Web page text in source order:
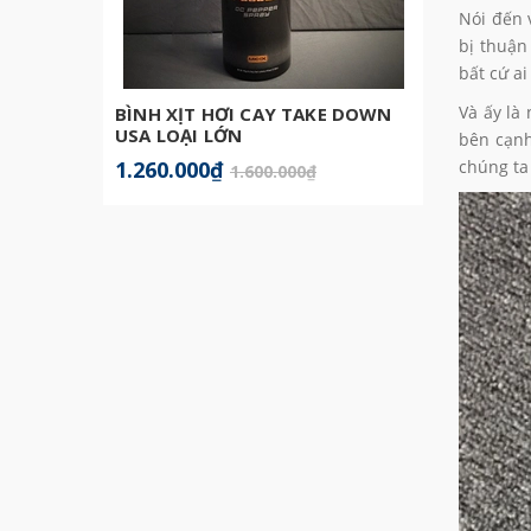
Nói đến
bị thuận
bất cứ
Và ấy là
bên
chúng
BÌNH XỊT HƠI CAY TAKE DOWN
USA LOẠI LỚN
1.260.000₫ 1.600.000₫